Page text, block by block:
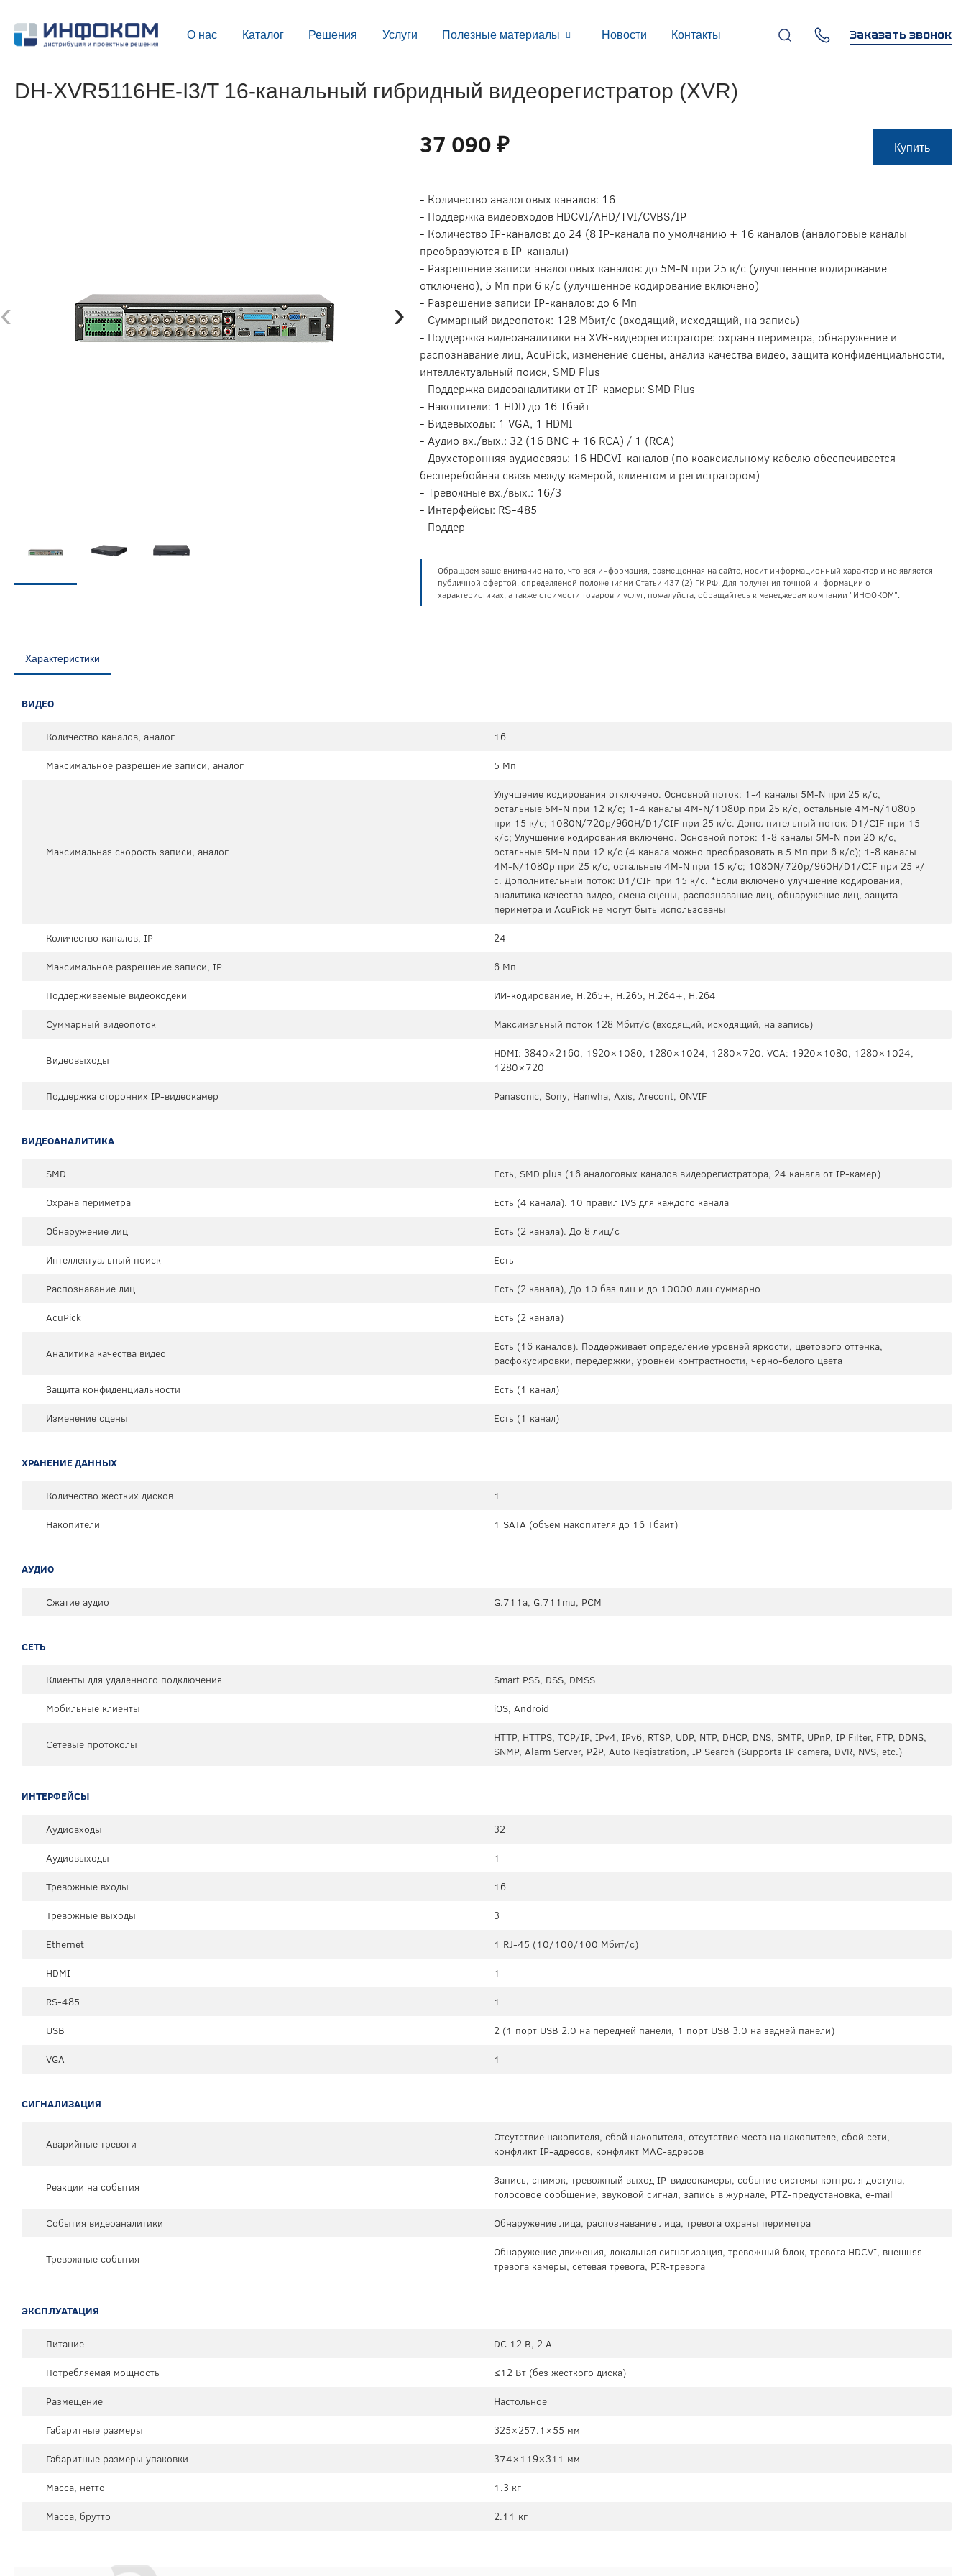
О нас Каталог Решения Услуги Полезные материалы Новости Контакты
г. Москва, 119270,
Лужнецкая наб., д. 6, стр. 1,
Заказать звонок
DH-XVR5116HE-I3/T 16-канальный гибридный видеорегистратор (XVR)
‹ ›
37 090 ₽ Купить
- Количество аналоговых каналов: 16
- Поддержка видеовходов HDCVI/AHD/TVI/CVBS/IP
- Количество IP-каналов: до 24 (8 IP-канала по умолчанию + 16 каналов (аналоговые каналы
преобразуются в IP-каналы)
- Разрешение записи аналоговых каналов: до 5M-N при 25 к/с (улучшенное кодирование
отключено), 5 Мп при 6 к/с (улучшенное кодирование включено)
- Разрешение записи IP-каналов: до 6 Мп
- Суммарный видеопоток: 128 Мбит/с (входящий, исходящий, на запись)
- Поддержка видеоаналитики на XVR-видеорегистраторе: охрана периметра, обнаружение и
распознавание лиц, AcuPick, изменение сцены, анализ качества видео, защита конфиденциальности,
интеллектуальный поиск, SMD Plus
- Поддержка видеоаналитики от IP-камеры: SMD Plus
- Накопители: 1 HDD до 16 Тбайт
- Видевыходы: 1 VGA, 1 HDMI
- Аудио вх./вых.: 32 (16 BNC + 16 RCA) / 1 (RCA)
- Двухсторонняя аудиосвязь: 16 HDCVI-каналов (по коаксиальному кабелю обеспечивается
бесперебойная связь между камерой, клиентом и регистратором)
- Тревожные вх./вых.: 16/3
- Интерфейсы: RS-485
- Поддер
Обращаем ваше внимание на то, что вся информация, размещенная на сайте, носит информационный характер и не является
публичной офертой, определяемой положениями Статьи 437 (2) ГК РФ. Для получения точной информации о
характеристиках, а также стоимости товаров и услуг, пожалуйста, обращайтесь к менеджерам компании "ИНФОКОМ".
Характеристики
ВИДЕО
Количество каналов, аналог
16
Максимальное разрешение записи, аналог
5 Мп
Максимальная скорость записи, аналог
Улучшение кодирования отключено. Основной поток: 1-4 каналы 5M-N при 25 к/с,
остальные 5M-N при 12 к/с; 1-4 каналы 4M-N/1080p при 25 к/с, остальные 4M-N/1080p
при 15 к/с; 1080N/720p/960H/D1/CIF при 25 к/с. Дополнительный поток: D1/CIF при 15
к/с; Улучшение кодирования включено. Основной поток: 1-8 каналы 5M-N при 20 к/с,
остальные 5M-N при 12 к/с (4 канала можно преобразовать в 5 Мп при 6 к/с); 1-8 каналы
4M-N/1080p при 25 к/с, остальные 4M-N при 15 к/с; 1080N/720p/960H/D1/CIF при 25 к/
с. Дополнительный поток: D1/CIF при 15 к/с. *Если включено улучшение кодирования,
аналитика качества видео, смена сцены, распознавание лиц, обнаружение лиц, защита
периметра и AcuPick не могут быть использованы
Количество каналов, IP
24
Максимальное разрешение записи, IP
6 Мп
Поддерживаемые видеокодеки
ИИ-кодирование, H.265+, H.265, H.264+, H.264
Суммарный видеопоток
Максимальный поток 128 Мбит/с (входящий, исходящий, на запись)
Видеовыходы
HDMI: 3840×2160, 1920×1080, 1280×1024, 1280×720. VGA: 1920×1080, 1280×1024,
1280×720
Поддержка сторонних IP-видеокамер
Panasonic, Sony, Hanwha, Axis, Arecont, ONVIF
ВИДЕОАНАЛИТИКА
SMD
Есть, SMD plus (16 аналоговых каналов видеорегистратора, 24 канала от IP-камер)
Охрана периметра
Есть (4 канала). 10 правил IVS для каждого канала
Обнаружение лиц
Есть (2 канала). До 8 лиц/с
Интеллектуальный поиск
Есть
Распознавание лиц
Есть (2 канала), До 10 баз лиц и до 10000 лиц суммарно
AcuPick
Есть (2 канала)
Аналитика качества видео
Есть (16 каналов). Поддерживает определение уровней яркости, цветового оттенка,
расфокусировки, передержки, уровней контрастности, черно-белого цвета
Защита конфиденциальности
Есть (1 канал)
Изменение сцены
Есть (1 канал)
ХРАНЕНИЕ ДАННЫХ
Количество жестких дисков
1
Накопители
1 SATA (объем накопителя до 16 Тбайт)
АУДИО
Сжатие аудио G.711a, G.711mu, PCM
СЕТЬ
Клиенты для удаленного подключения
Smart PSS, DSS, DMSS
Мобильные клиенты
iOS, Android
Сетевые протоколы
HTTP, HTTPS, TCP/IP, IPv4, IPv6, RTSP, UDP, NTP, DHCP, DNS, SMTP, UPnP, IP Filter, FTP, DDNS,
SNMP, Alarm Server, P2P, Auto Registration, IP Search (Supports IP camera, DVR, NVS, etc.)
ИНТЕРФЕЙСЫ
Аудиовходы
32
Аудиовыходы
1
Тревожные входы
16
Тревожные выходы
3
Ethernet
1 RJ-45 (10/100/100 Мбит/с)
HDMI
1
RS-485
1
USB
2 (1 порт USB 2.0 на передней панели, 1 порт USB 3.0 на задней панели)
VGA
1
СИГНАЛИЗАЦИЯ
Аварийные тревоги
Отсутствие накопителя, сбой накопителя, отсутствие места на накопителе, сбой сети,
конфликт IP-адресов, конфликт MAC-адресов
Реакции на события
Запись, снимок, тревожный выход IP-видеокамеры, событие системы контроля доступа,
голосовое сообщение, звуковой сигнал, запись в журнале, PTZ-предустановка, e-mail
События видеоаналитики
Обнаружение лица, распознавание лица, тревога охраны периметра
Тревожные события
Обнаружение движения, локальная сигнализация, тревожный блок, тревога HDCVI, внешняя
тревога камеры, сетевая тревога, PIR-тревога
ЭКСПЛУАТАЦИЯ
Питание
DC 12 В, 2 А
Потребляемая мощность
≤12 Вт (без жесткого диска)
Размещение
Настольное
Габаритные размеры
325×257.1×55 мм
Габаритные размеры упаковки
374×119×311 мм
Масса, нетто
1.3 кг
Масса, брутто
2.11 кг